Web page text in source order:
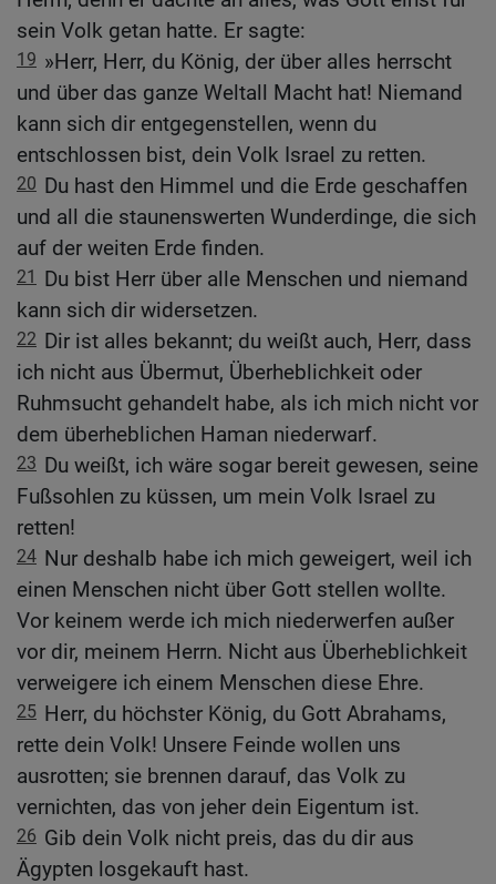
sein Volk getan hatte. Er sagte:
19 »Herr, Herr, du König, der über alles herrscht
und über das ganze Weltall Macht hat! Niemand
kann sich dir entgegenstellen, wenn du
entschlossen bist, dein Volk Israel zu retten.
20 Du hast den Himmel und die Erde geschaffen
und all die staunenswerten Wunderdinge, die sich
auf der weiten Erde finden.
21
Du bist Herr über alle Menschen und niemand
kann sich dir widersetzen.
22 Dir ist alles bekannt; du weißt auch, Herr, dass
ich nicht aus Übermut, Überheblichkeit oder
Ruhmsucht gehandelt habe, als ich mich nicht vor
dem überheblichen Haman niederwarf.
23 Du weißt, ich wäre sogar bereit gewesen, seine
Fußsohlen zu küssen, um mein Volk Israel zu
retten!
24 Nur deshalb habe ich mich geweigert, weil ich
einen Menschen nicht über Gott stellen wollte.
Vor keinem werde ich mich niederwerfen außer
vor dir, meinem Herrn. Nicht aus Überheblichkeit
verweigere ich einem Menschen diese Ehre.
25 Herr, du höchster König, du Gott Abrahams,
rette dein Volk! Unsere Feinde wollen uns
ausrotten; sie brennen darauf, das Volk zu
vernichten, das von jeher dein Eigentum ist.
26 Gib dein Volk nicht preis, das du dir aus
Ägypten losgekauft hast.